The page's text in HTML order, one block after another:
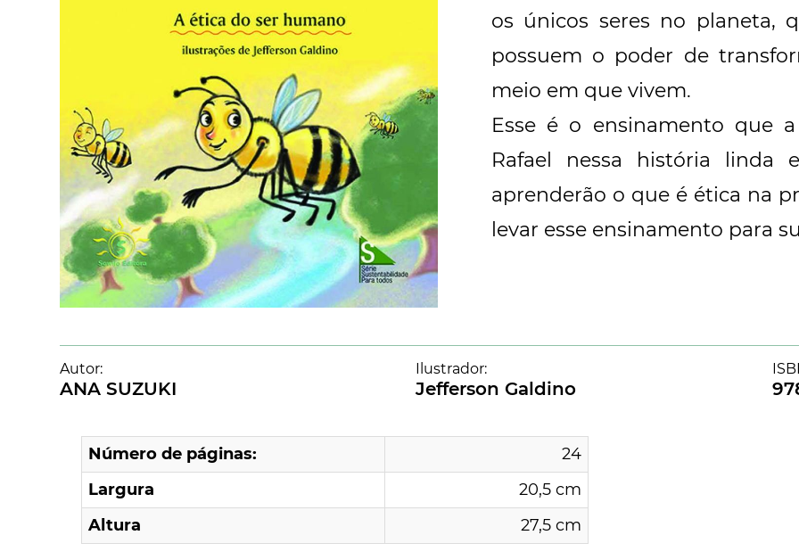
os únicos seres no planeta,
possuem o poder de
meio em que vivem.
Esse é o ensinamento que
Rafael nessa história linda
aprenderão o que é ética na
levar esse ensinamento para
Autor:
ANA SUZUKI
Ilustrador:
Jefferson Galdino
Número de páginas:
24
Largura
20,5 cm
Altura
27,5 cm